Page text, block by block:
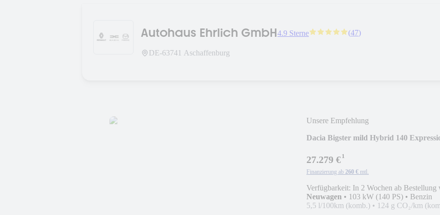
Autohaus Ehrlich GmbH4.9 Sterne (47)
DE-63741 Aschaffenburg
Unsere Empfehlung
Dacia Bigster mild Hybrid 140
27.279 €¹
Finanzierung ab 260 € mtl.
Verfügbarkeit: In 2 Wochen ab Bestellung
Neuwagen • 103 kW (140 PS) • Benzin
5,5 l/100km (komb.) • 124 g CO₂/km